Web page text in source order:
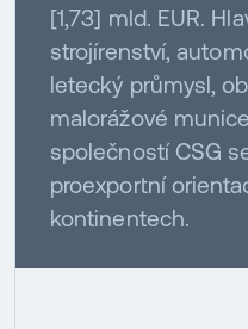
[1,73] mld. EUR.
strojírenství,
letecký průmysl,
malorážové
společností CSG
proexportní
kontinentech.